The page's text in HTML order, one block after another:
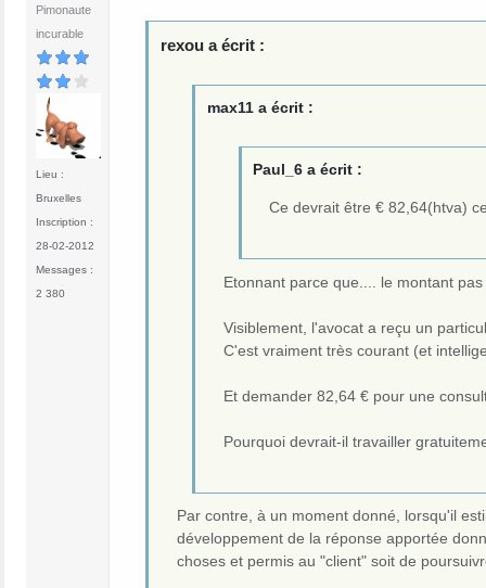
Pimonaute
incurable
Lieu :
Bruxelles
Inscription :
28-02-2012
Messages :
2 380
rexou a écrit :
max11 a écrit :
Paul_6 a écrit :
Ce devrait être € 82,64(htva)
Etonnant parce que.... le montant
Visiblement, l'avocat a reçu un
C'est vraiment très courant (et
Et demander 82,64 € pour une
Pourquoi devrait-il travailler
Par contre, à un moment donné, lorsqu'il
développement de la réponse apportée
choses et permis au "client" soit de